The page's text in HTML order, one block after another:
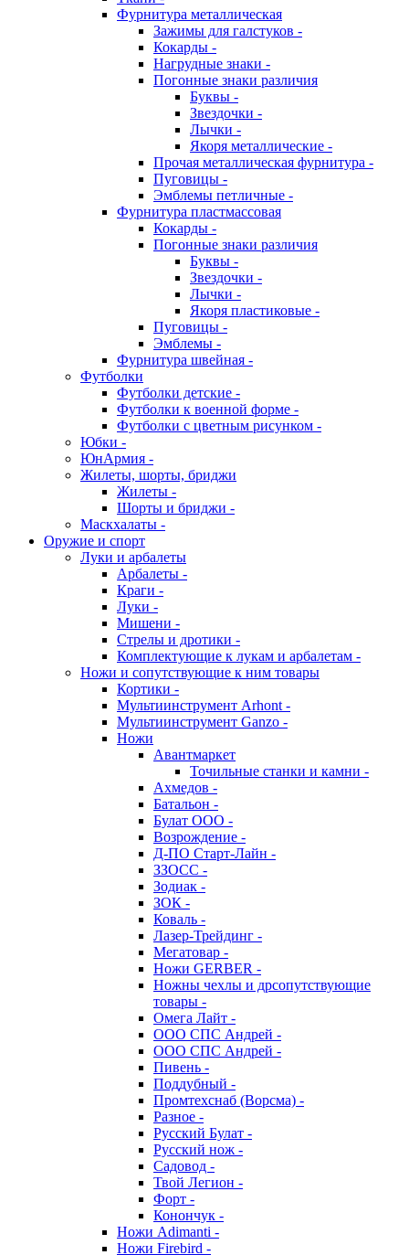
Фурнитура металлическая
Зажимы для галстуков -
Кокарды -
Нагрудные знаки -
Погонные знаки различия
Буквы -
Звездочки -
Лычки -
Якоря металлические -
Прочая металлическая фурнитура -
Пуговицы -
Эмблемы петличные -
Фурнитура пластмассовая
Кокарды -
Погонные знаки различия
Буквы -
Звездочки -
Лычки -
Якоря пластиковые -
Пуговицы -
Эмблемы -
Фурнитура швейная -
Футболки
Футболки детские -
Футболки к военной форме -
Футболки с цветным рисунком -
Юбки -
ЮнАрмия -
Жилеты, шорты, бриджи
Жилеты -
Шорты и бриджи -
Маскхалаты -
Оружие и спорт
Луки и арбалеты
Арбалеты -
Краги -
Луки -
Мишени -
Стрелы и дротики -
Комплектующие к лукам и арбалетам -
Ножи и сопутствующие к ним товары
Кортики -
Мультиинструмент Arhont -
Мультиинструмент Ganzo -
Ножи
Авантмаркет
Точильные станки и камни -
Ахмедов -
Батальон -
Булат ООО -
Возрождение -
Д-ПО Старт-Лайн -
ЗЗОСС -
Зодиак -
ЗОК -
Коваль -
Лазер-Трейдинг -
Мегатовар -
Ножи GERBER -
Ножны чехлы и дрсопутствующие
товары -
Омега Лайт -
ООО СПС Андрей -
ООО СПС Андрей -
Пивень -
Поддубный -
Промтехснаб (Ворсма) -
Разное -
Русский Булат -
Русский нож -
Садовод -
Твой Легион -
Форт -
Конончук -
Ножи Adimanti -
Ножи Firebird -